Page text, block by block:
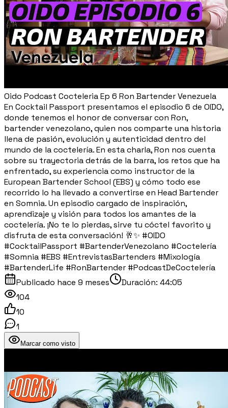
Oido Podcast Cocteleria Ep 6 Ron Bartender Venezuela
En Cocktail Passport presentamos el episodio 6 de OIDO,
donde tenemos el honor de conversar con Ron,
bartender venezolano, quien nos comparte una historia
llena de pasión, evolución y autenticidad dentro del
mundo de la coctelería. En esta charla, Ron nos cuenta
sobre su trayectoria detrás de la barra, los retos que ha
enfrentado, su experiencia como instructor de la
European Bartender School (EBS) y cómo todo ese
recorrido lo ha llevado a convertirse en Head Bartender
en Somnia. Un episodio cargado de inspiración,
aprendizaje y visión para todos los amantes de la
coctelería. ¡No te lo pierdas, sirve tu cóctel favorito y
disfruta de esta conversación! 🥂✨ #OIDO
#CocktailPassport #BartenderVenezolano #Coctelería
#Somnia #EBS #EntrevistasBartenders #Mixología
#BartenderLife #RonBartender #PodcastDeCoctelería
Publicado hace 9 meses Duración: 44:05
104
10
1
Marcar como visto